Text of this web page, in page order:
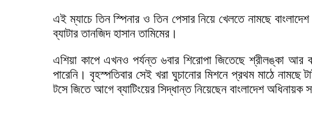
এই ম্যাচে তিন স্পিনার ও তিন পেসার নিয়ে খেলতে নামছে
ব্যাটার তানজিদ হাসান তামিমের।
এশিয়া কাপে এখনও পর্যন্ত ৬বার শিরোপা জিতেছে শ্রীলঙ্কা আর
পারেনি। বৃহস্পতিবার সেই খরা ঘুচানোর মিশনে প্রথম মাঠে
টসে জিতে আগে ব্যাটিংয়ের সিদ্ধান্ত নিয়েছেন বাংলাদেশ অধিনায়ক